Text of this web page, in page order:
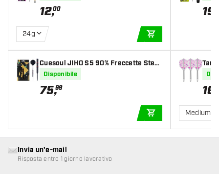
12,00
24g
Cuesoul JIHO S5 90% Freccette Steel
Darts
Disponibile
75,99
AGGIUNGI AL
19
ris
16
Medium
Invia un'e-mail
Risposta entro 1 giorno lavorativo